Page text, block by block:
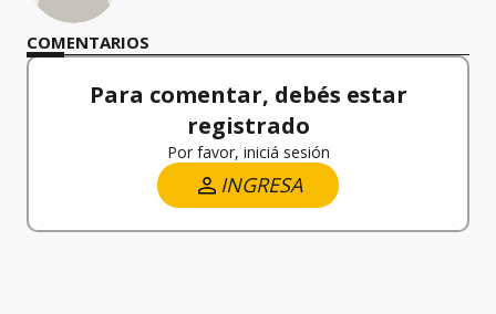
COMENTARIOS
Para comentar, debés estar
registrado
Por favor, iniciá sesión
INGRESA